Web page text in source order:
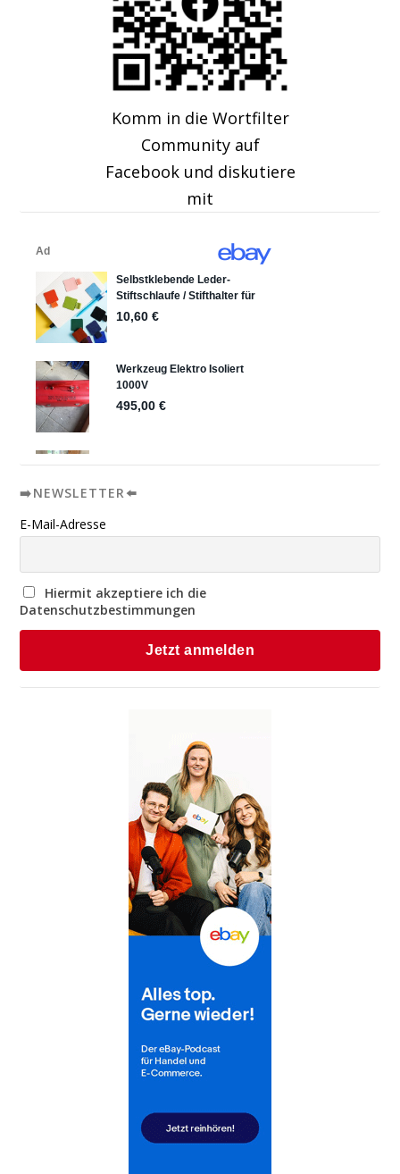
Komm in die Wortfilter
Community auf
Facebook und diskutiere
mit
➡️NEWSLETTER⬅️
E-Mail-Adresse
Hiermit akzeptiere ich die
Datenschutzbestimmungen